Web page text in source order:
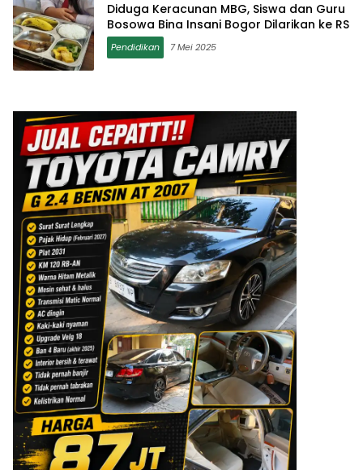
Diduga Keracunan MBG, Siswa dan Guru
Bosowa Bina Insani Bogor Dilarikan ke RS
Pendidikan 7 Mei 2025